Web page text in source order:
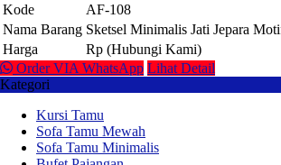
Kode
AF-108
Nama Barang Sketsel Minimalis Jati Jepara
Harga
Rp (Hubungi Kami)
Order VIA WhatsApp Lihat Detail
Kategori
Kursi Tamu
Sofa Tamu Mewah
Sofa Tamu Minimalis